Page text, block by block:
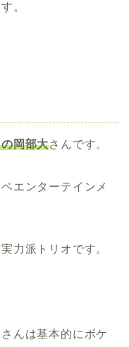
。
岡部大さんです。
エンターテインメ
力派トリオです。
んは基本的にボケ